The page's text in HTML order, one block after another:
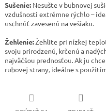
Sušenie: Nesušte v bubnovej
vzdušnosti extrémne rýchlo –
uschnúť zavesenú na vešiaku.
Žehlenie:Žehlite pri nízkej
svoju prirodzenú, krčenú a
najväčšou prednosťou. Ak ju
rubovej strany, ideálne s